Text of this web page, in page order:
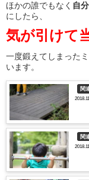
ほかの誰でもなく 自
にしたら、
気が引けて
一度鍛えてしまった
います。
関
関